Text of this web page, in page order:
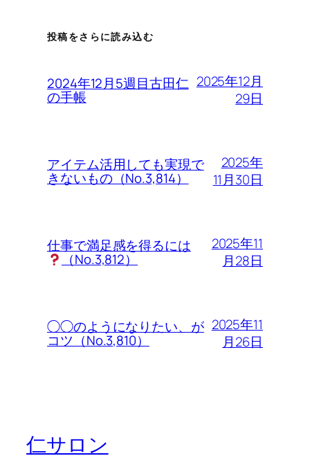
投稿をさらに読み込む
2024年12月5週目古田仁
の手帳
2025年12月
29日
アイテム活用しても実現で
きないもの（No.3,814）
2025年
11月30日
仕事で満足感を得るには
（No.3,812）
2025年11
月28日
◯◯のようになりたい、が
コツ（No.3,810）
2025年11
月26日
仁サロン